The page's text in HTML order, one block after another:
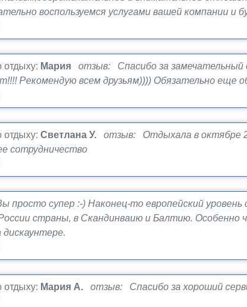
воспользуемся услугами вашей компании и
отдыху: Мария
отзыв: Спасибо за замечательный
Рекомендую всем друзьям)))) Обязательно еще
отдыху: Светлана У.
отзыв: Отдыхала в октябре
сотрудничество
просто супер :-) Наконец-то европейский
страны, в Скандинваию и Балтию.
отдыху: Мария А.
отзыв: Спасибо за хороший